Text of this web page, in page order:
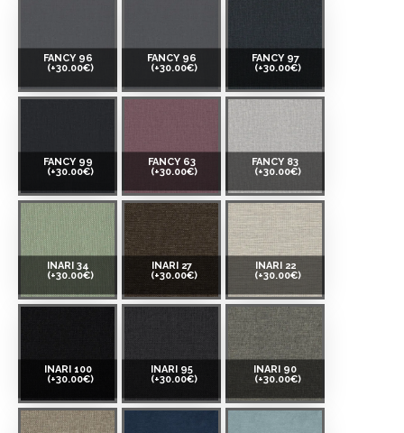
FANCY 96
(+30.00€)
FANCY 96
(+30.00€)
FANCY 97
(+30.00€)
FANCY 99
(+30.00€)
FANCY 63
(+30.00€)
FANCY 83
(+30.00€)
INARI 34
(+30.00€)
INARI 27
(+30.00€)
INARI 22
(+30.00€)
INARI 100
(+30.00€)
INARI 95
(+30.00€)
INARI 90
(+30.00€)